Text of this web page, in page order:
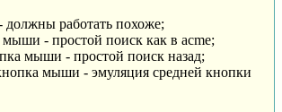
должны работать похоже;
мыши - простой поиск как в acme;
мыши - простой поиск назад;
мыши - эмуляция средней кнопки